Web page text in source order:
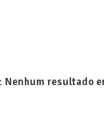
Nenhum resultado